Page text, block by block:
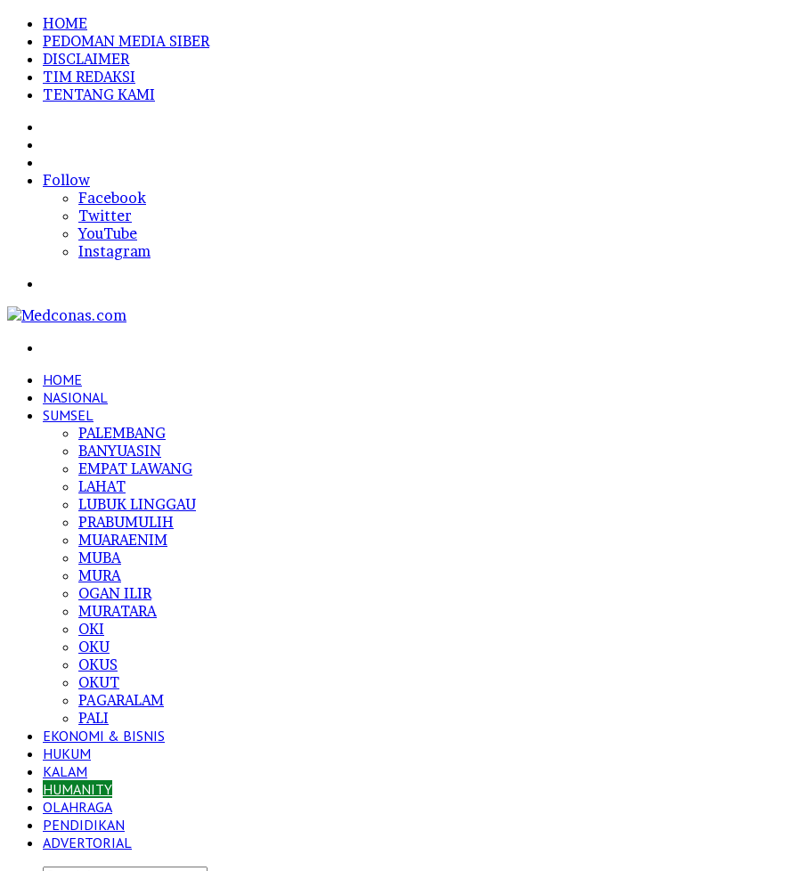
HOME
PEDOMAN MEDIA SIBER
DISCLAIMER
TIM REDAKSI
TENTANG KAMI
In
Follow
Facebook
Twitter
YouTube
Instagram
HOME
NASIONAL
SUMSEL
PALEMBANG
BANYUASIN
EMPAT LAWANG
LAHAT
LUBUK LINGGAU
PRABUMULIH
MUARAENIM
MUBA
MURA
OGAN ILIR
MURATARA
OKI
OKU
OKUS
OKUT
PAGARALAM
PALI
EKONOMI & BISNIS
HUKUM
KALAM
HUMANITY
OLAHRAGA
PENDIDIKAN
ADVERTORIAL